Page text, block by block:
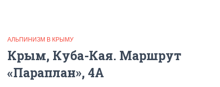
АЛЬПИНИЗМ В КРЫМУ
Крым, Куба-Кая. Маршрут
«Параплан», 4А